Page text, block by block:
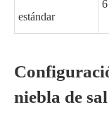
estándar
niebla de sal